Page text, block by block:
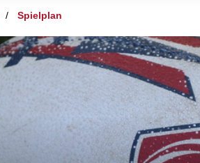
Spielplan